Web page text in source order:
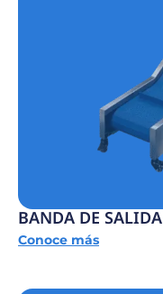
BANDA DE SALIDA
Conoce más